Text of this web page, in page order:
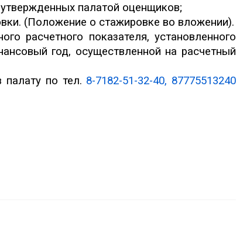
палатой оценщиков;
(Положение о стажировке во вложении).
расчетного показателя, установленного
год, осуществленной на расчетный
палату по тел. 8-7182-51-32-40, 87775513240